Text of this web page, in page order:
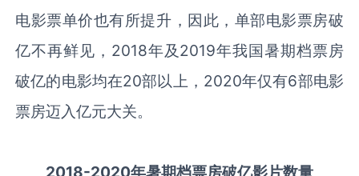
电影票单价也有所提升，因此，单部电影票房破
亿不再鲜见，2018年及2019年我国暑期档票房
破亿的电影均在20部以上，2020年仅有6部电影
票房迈入亿元大关。
2018-2020年暑期档票房破亿影片数量